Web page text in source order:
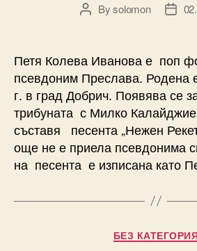
PostBysolomon
Post
Петя Колева Иванова е поп
псевдоним Преслава. Родена
г. в град Добрич. Появява се
трибуната с Милко
съставя песента „Нежен
още не е приела псевдонима
на песента е изписана като
БЕЗ